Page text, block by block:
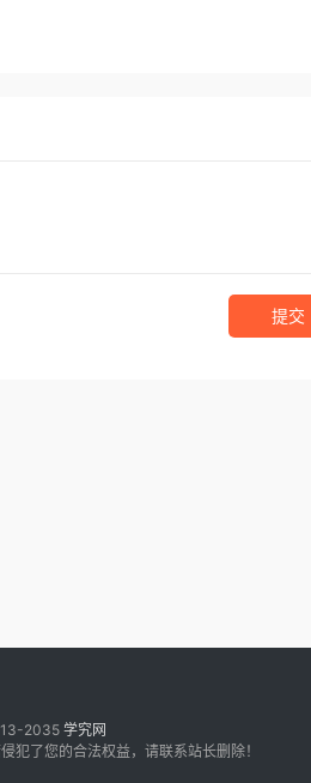
提交
2035学究网
犯了您的合法权益，请联系站长删除！